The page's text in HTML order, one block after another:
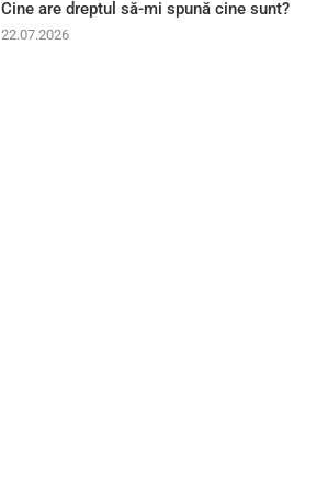
Cine are dreptul să-mi spună cine sunt?
22.07.2026